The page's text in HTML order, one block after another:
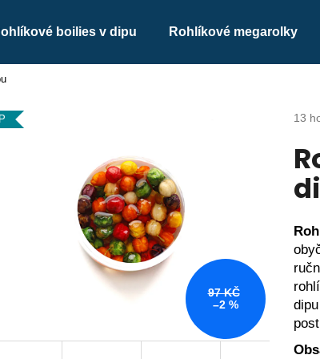
boilies v dipu Rohlíkové megarolky
je
3,8
z
13
97 KČ
–2 %
potřebujete najít?
Doporučujeme
ROHLÍKOVÉ